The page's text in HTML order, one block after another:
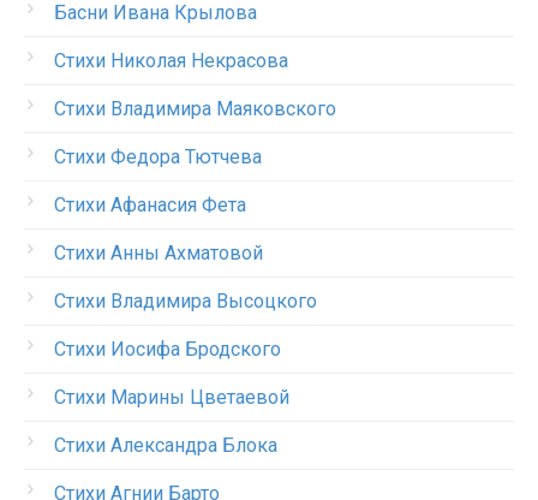
Басни Ивана Крылова
Стихи Николая Некрасова
Стихи Владимира Маяковского
Стихи Федора Тютчева
Стихи Афанасия Фета
Стихи Анны Ахматовой
Стихи Владимира Высоцкого
Стихи Иосифа Бродского
Стихи Марины Цветаевой
Стихи Александра Блока
Стихи Агнии Барто